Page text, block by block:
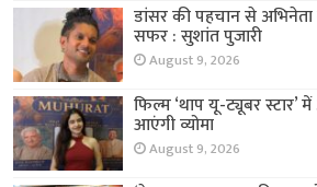
डांसर की पहचान से
सफर : सुशांत पुजारी
August 9, 2026
फिल्म ‘थाप यू-ट्यूबर स्टार’
आएंगी व्योमा
August 9, 2026